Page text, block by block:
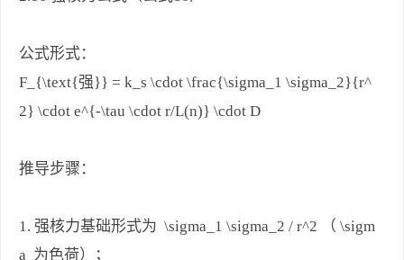
公式形式：
F_{\text{强}} = k_s \cdot \frac{\sigma_1 \sigma_2}{r^
2} \cdot e^{-\tau \cdot r/L(n)} \cdot D
推导步骤：
1. 强核力基础形式为 \sigma_1 \sigma_2 / r^2 （ \sigm
a 为色荷）；